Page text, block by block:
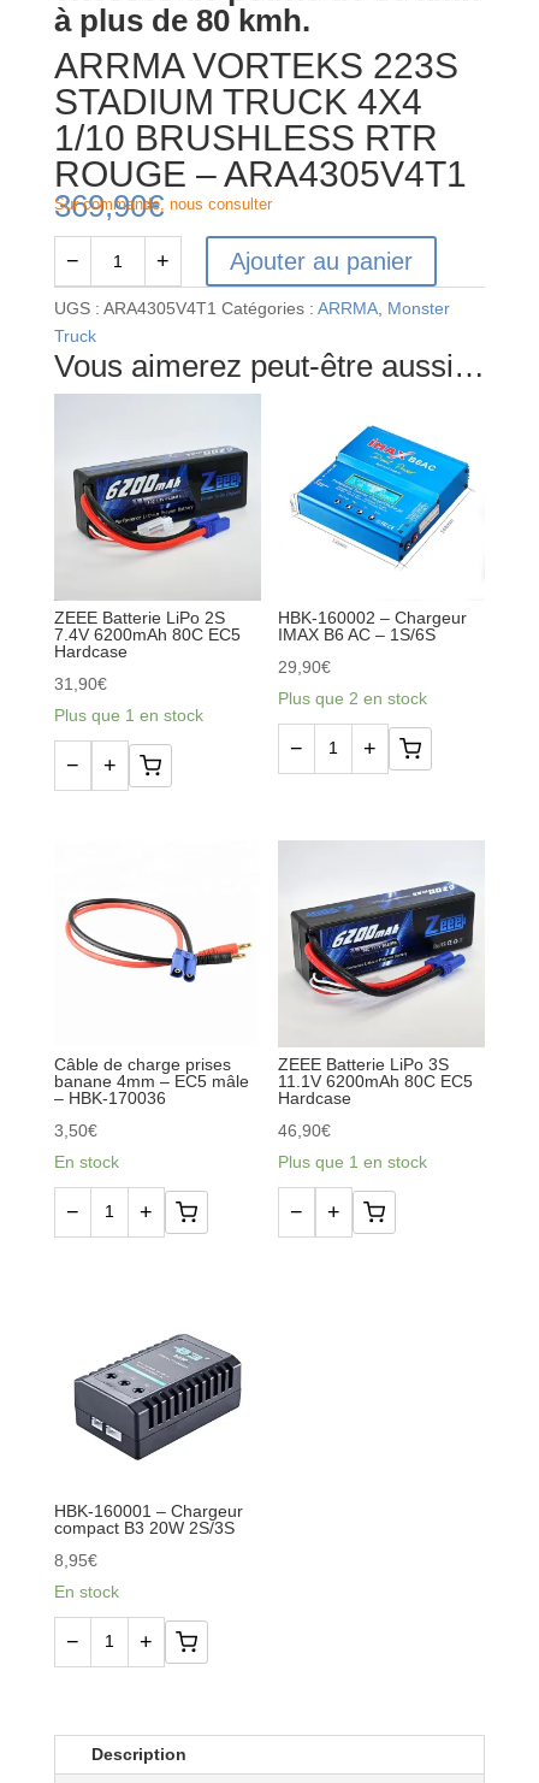
à plus de 80 kmh.
ARRMA VORTEKS 223S
STADIUM TRUCK 4X4
1/10 BRUSHLESS RTR
ROUGE – ARA4305V4T1
369,90€
Sur commande, nous consulter
quantité
de
ARRMA
VORTEKS
223S
4X4
1/10
BRUSHLESS
-
ARA4305V4T1
− + Ajouter au panier
UGS : ARA4305V4T1 Catégories : ARRMA, Monster
Truck
Vous aimerez peut-être aussi…
ZEEE Batterie LiPo 2S
7.4V 6200mAh 80C EC5
Hardcase
31,90€
Plus que 1 en stock
LiPo
2S
EC5
Hardcase
− +
HBK-160002 – Chargeur
IMAX B6 AC – 1S/6S
29,90€
Plus que 2 en stock
Chargeur
IMAX
B6
-
1S/6S
− +
Câble de charge prises
banane 4mm – EC5 mâle
– HBK-170036
3,50€
En stock
prises
banane
EC5
mâle
-
HBK-
170036
− +
ZEEE Batterie LiPo 3S
11.1V 6200mAh 80C EC5
Hardcase
46,90€
Plus que 1 en stock
− +
HBK-160001 – Chargeur
compact B3 20W 2S/3S
8,95€
En stock
160001
− +
Description